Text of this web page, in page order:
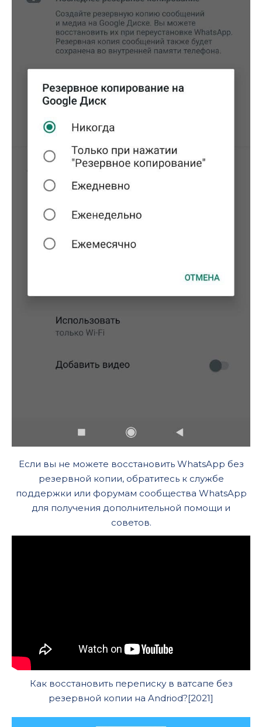
Если вы не можете восстановить WhatsApp без
резервной копии, обратитесь к службе
поддержки или форумам сообщества WhatsApp
для получения дополнительной помощи и
советов.
Как восстановить переписку в ватсапе без
резервной копии на Andriod?[2021]